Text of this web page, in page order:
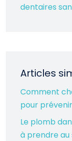
dentaires
Articles
Comment
pour
Le plomb
à prendre au